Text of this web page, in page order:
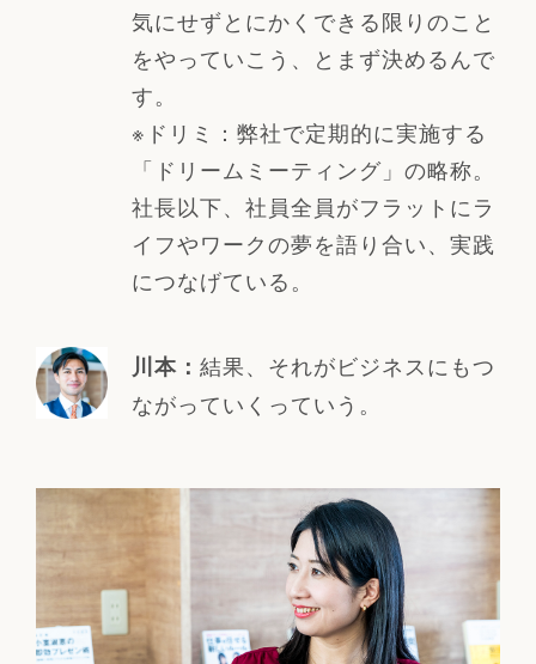
気にせずとにかくできる限りのこと
をやっていこう、とまず決めるんで
す。
※ドリミ：弊社で定期的に実施する
「ドリームミーティング」の略称。
社長以下、社員全員がフラットにラ
イフやワークの夢を語り合い、実践
につなげている。
川本： 結果、それがビジネスにもつ
ながっていくっていう。